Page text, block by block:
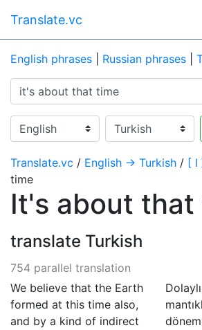
Translate.vc
English phrases Russian phrases
Translate.vc / English → Turkish / [ I
time
It's about that
translate Turkish
754 parallel translation
We believe that the Earth
formed at this time also,
and by a kind of indirect